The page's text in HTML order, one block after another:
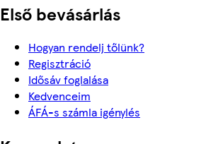
Első bevásárlás
Hogyan rendelj tőlünk?
Regisztráció
Idősáv foglalása
Kedvenceim
ÁFÁ-s számla igénylés